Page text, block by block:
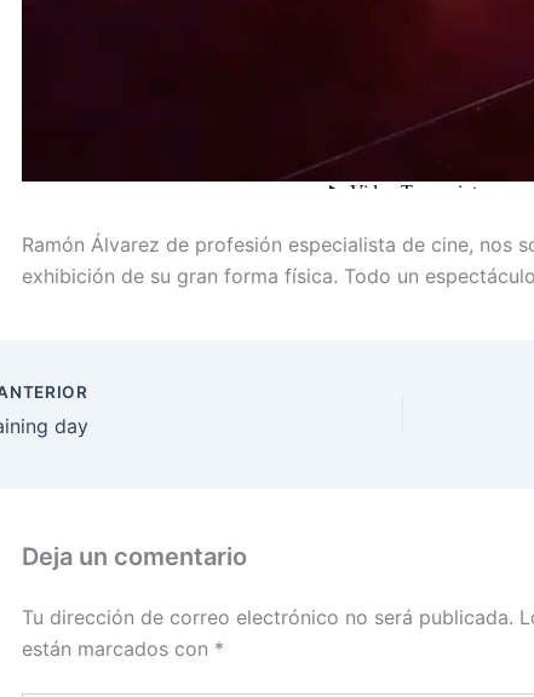
Ramón Álvarez de profesión especialista de cine, nos
exhibición de su gran forma física. Todo un
day
Deja un comentario
Tu dirección de correo electrónico no será publicada.
están marcados con *